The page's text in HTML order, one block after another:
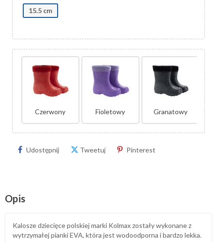
15.5 cm
Czerwony Fioletowy Granatowy
Udostępnij Tweetuj Pinterest
Opis
Kalosze dziecięce polskiej marki Kolmax zostały wykonane z
wytrzymałej pianki EVA, która jest wodoodporna i bardzo lekka.